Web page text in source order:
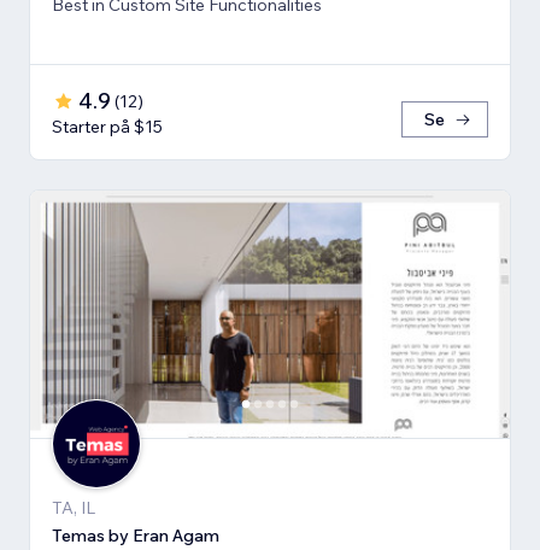
Best in Custom Site Functionalities
4.9 (12)
Starter på $15
Se
TA, IL
Temas by Eran Agam